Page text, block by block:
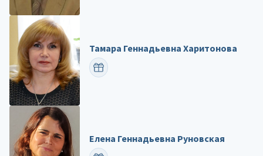
Тамара Геннадьевна Харитонова
ПОЗДРАВИТЬ
Елена Геннадьевна Руновская